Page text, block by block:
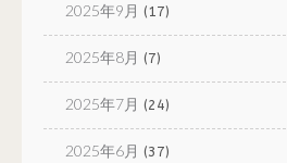
2025年9月 (17)
2025年8月 (7)
2025年7月 (24)
2025年6月 (37)